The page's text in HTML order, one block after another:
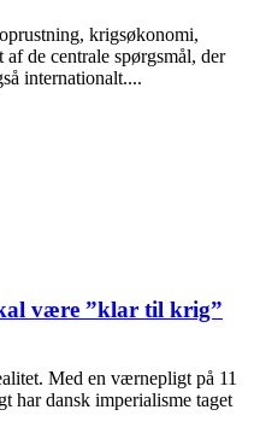
krigsøkonomi,
de centrale spørgsmål, der
internationalt....
være ”klar til krig”
Med en værnepligt på 11
har dansk imperialisme taget